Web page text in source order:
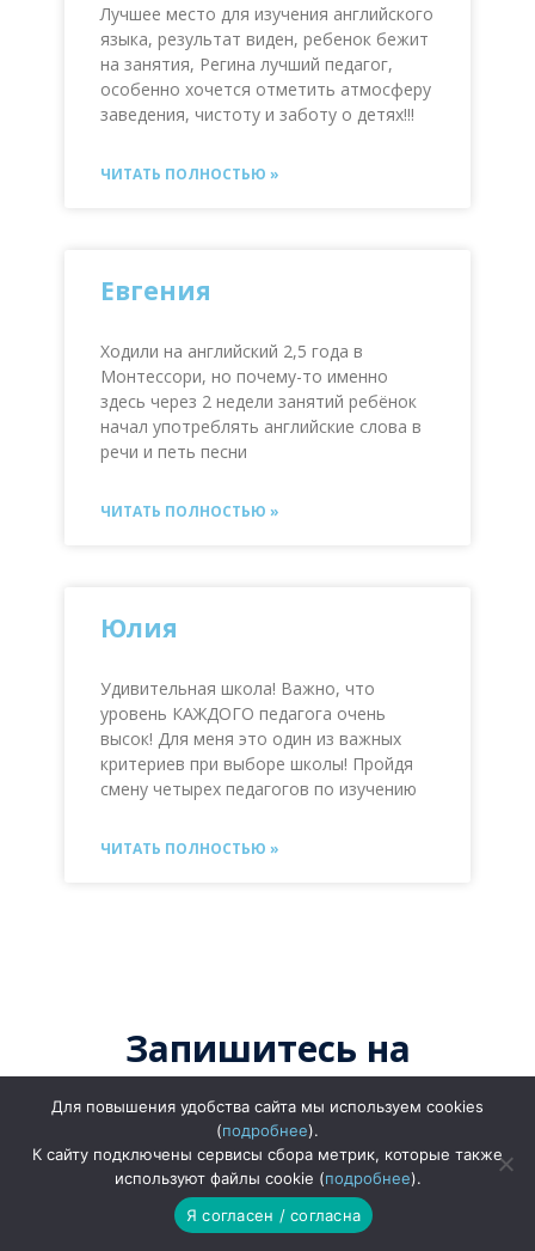
Лучшее место для изучения английского
языка, результат виден, ребенок бежит
на занятия, Регина лучший педагог,
особенно хочется отметить атмосферу
заведения, чистоту и заботу о детях!!!
ЧИТАТЬ ПОЛНОСТЬЮ »
Евгения
Ходили на английский 2,5 года в
Монтессори, но почему-то именно
здесь через 2 недели занятий ребёнок
начал употреблять английские слова в
речи и петь песни
ЧИТАТЬ ПОЛНОСТЬЮ »
Юлия
Удивительная школа! Важно, что
уровень КАЖДОГО педагога очень
высок! Для меня это один из важных
критериев при выборе школы! Пройдя
смену четырех педагогов по изучению
ЧИТАТЬ ПОЛНОСТЬЮ »
Запишитесь на
пробный урок
английского!
Вы можете оценить методику
Helen Doron на пробном уроке
Для повышения удобства сайта мы используем cookies
(подробнее).
К сайту подключены сервисы сбора метрик, которые также
используют файлы cookie (подробнее).
Я согласен / согласна